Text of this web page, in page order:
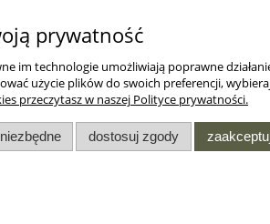
ZASTRZEŻONE MOROWO © 2018
prywatność
im technologie umożliwiają poprawne
użycie plików do swoich preferencji,
przeczytasz w naszej Polityce prywatności.
dostosuj zgody